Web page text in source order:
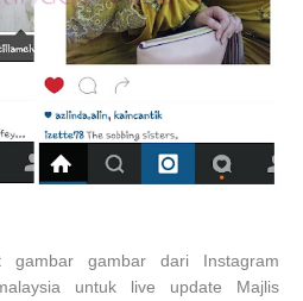
gambar gambar dari Instagram
untuk live update Majlis